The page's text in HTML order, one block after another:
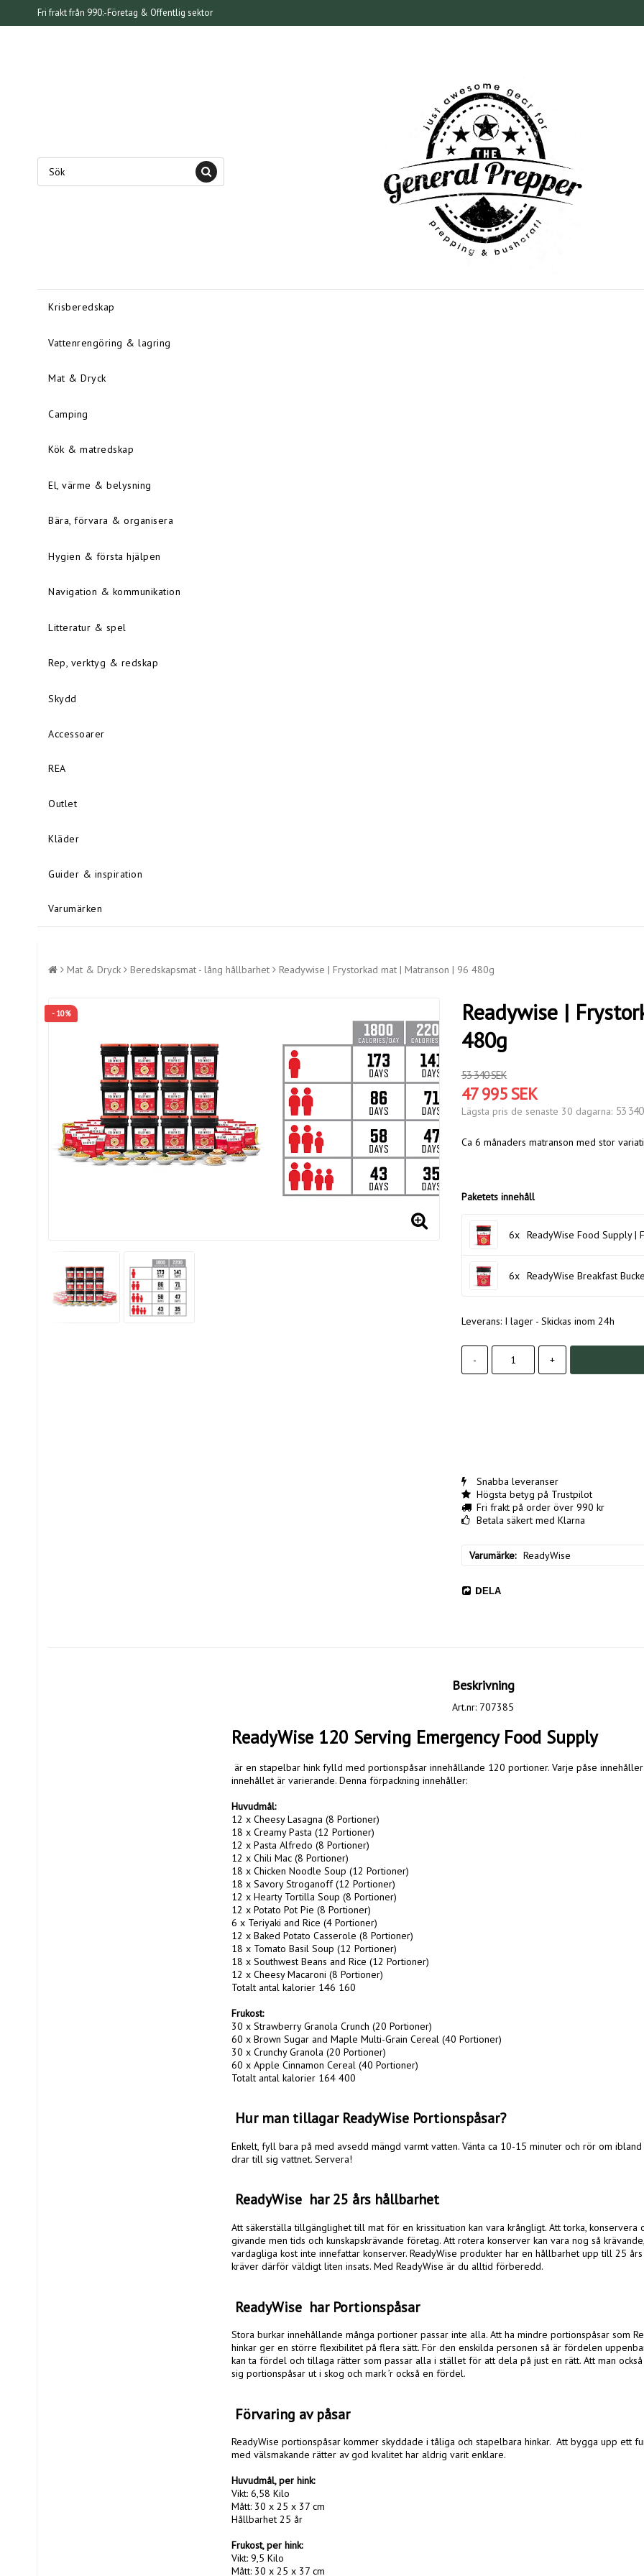
Fri frakt från 990:-Företag & Offentlig sektor
Krisberedskap
Vattenrengöring & lagring
Mat & Dryck
Camping
Kök & matredskap
El, värme & belysning
Bära, förvara & organisera
Hygien & första hjälpen
Navigation & kommunikation
Litteratur & spel
Rep, verktyg & redskap
Skydd
Accessoarer
REA
Outlet
Kläder
Guider & inspiration
Varumärken
Mat & Dryck Beredskapsmat - lång hållbarhet Readywise | Frystorkad mat | Matranson | 96 480g
- 10%
Readywise |
480g
53 340 SEK
47 995 SEK
Lägsta pris de senaste 30 dagarna 53
Ca 6 månaders matranson med stor
Paketets innehåll
6x ReadyWise Food Supply |
6x ReadyWise Breakfast
Leverans: I lager - Skickas inom 24h
- +
Snabba leveranser
Högsta betyg på Trustpilot
Fri frakt på order över 990 kr
Betala säkert med Klarna
Varumärke ReadyWise
DELA
Beskrivning
Art.nr: 707385
ReadyWise 120 Serving Emergency Food Supply
innehållet är varierande. Denna förpackning innehåller:
Huvudmål:
12 x Cheesy Lasagna (8 Portioner)
18 x Creamy Pasta (12 Portioner)
12 x Pasta Alfredo (8 Portioner)
12 x Chili Mac (8 Portioner)
18 x Chicken Noodle Soup (12 Portioner)
18 x Savory Stroganoff (12 Portioner)
12 x Hearty Tortilla Soup (8 Portioner)
12 x Potato Pot Pie (8 Portioner)
6 x Teriyaki and Rice (4 Portioner)
12 x Baked Potato Casserole (8 Portioner)
18 x Tomato Basil Soup (12 Portioner)
18 x Southwest Beans and Rice (12 Portioner)
12 x Cheesy Macaroni (8 Portioner)
Totalt antal kalorier 146 160
Frukost:
30 x Strawberry Granola Crunch (20 Portioner)
60 x Brown Sugar and Maple Multi-Grain Cereal (40 Portioner)
30 x Crunchy Granola (20 Portioner)
60 x Apple Cinnamon Cereal (40 Portioner)
Totalt antal kalorier 164 400
Hur man tillagar ReadyWise Portionspåsar?
Enkelt, fyll bara på med avsedd mängd varmt vatten. Vänta ca 10-15 minuter och rör om
drar till sig vattnet. Servera!
ReadyWise  har 25 års hållbarhet
Att säkerställa tillgänglighet till mat för en krissituation kan vara krångligt. Att torka, konservera
givande men tids och kunskapskrävande företag. Att rotera konserver kan vara nog så
vardagliga kost inte innefattar konserver. ReadyWise produkter har en hållbarhet upp till 25
kräver därför väldigt liten insats. Med ReadyWise är du alltid förberedd.
ReadyWise  har Portionspåsar
Stora burkar innehållande många portioner passar inte alla. Att ha mindre portionspåsar som
hinkar ger en större flexibilitet på flera sätt. För den enskilda personen så är fördelen
kan ta fördel och tillaga rätter som passar alla i stället för att dela på just en rätt. Att man
sig portionspåsar ut i skog och mark ’r också en fördel.
Förvaring av påsar
ReadyWise portionspåsar kommer skyddade i tåliga och stapelbara hinkar.  Att bygga upp ett
med välsmakande rätter av god kvalitet har aldrig varit enklare.
Huvudmål, per hink:
Vikt: 6,58 Kilo
Mått: 30 x 25 x 37 cm
Hållbarhet 25 år
Frukost, per hink:
Vikt: 9,5 Kilo
Mått: 30 x 25 x 37 cm